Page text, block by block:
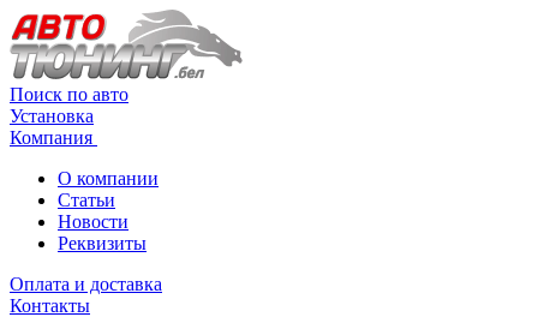
Поиск по авто
Установка
Компания
О компании
Статьи
Новости
Реквизиты
Оплата и доставка
Контакты